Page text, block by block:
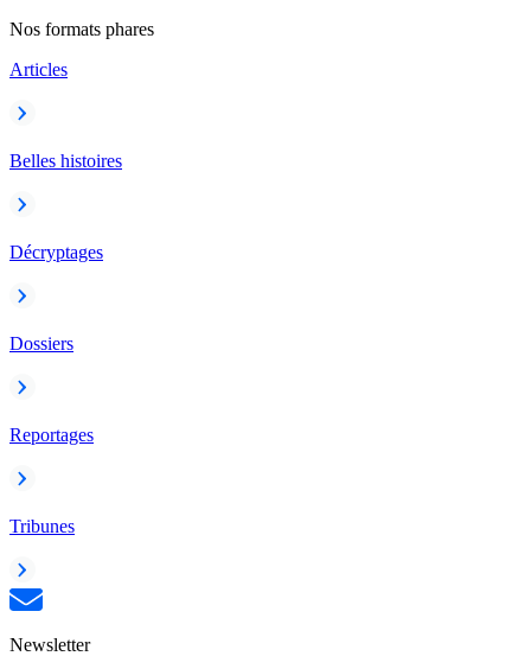
Nos formats phares
Articles
Belles histoires
Décryptages
Dossiers
Reportages
Tribunes
Newsletter